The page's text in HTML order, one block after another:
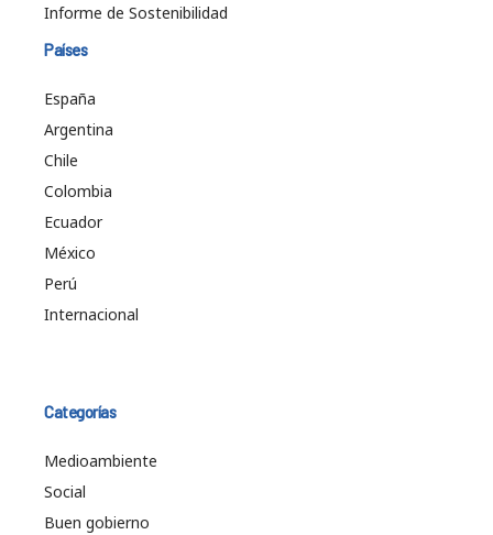
Informe de Sostenibilidad
Países
España
Argentina
Chile
Colombia
Ecuador
México
Perú
Internacional
Categorías
Medioambiente
Social
Buen gobierno